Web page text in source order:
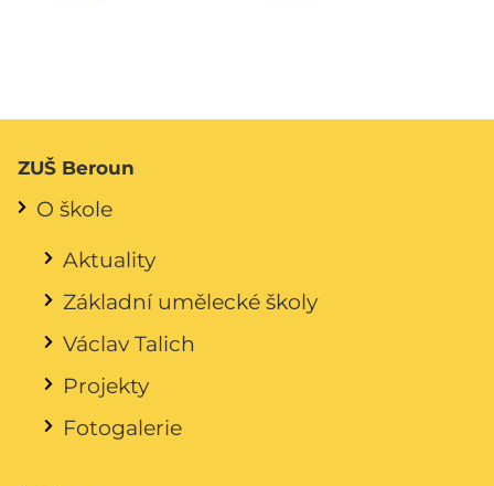
ZUŠ Beroun
O škole
Aktuality
Základní umělecké školy
Václav Talich
Projekty
Fotogalerie